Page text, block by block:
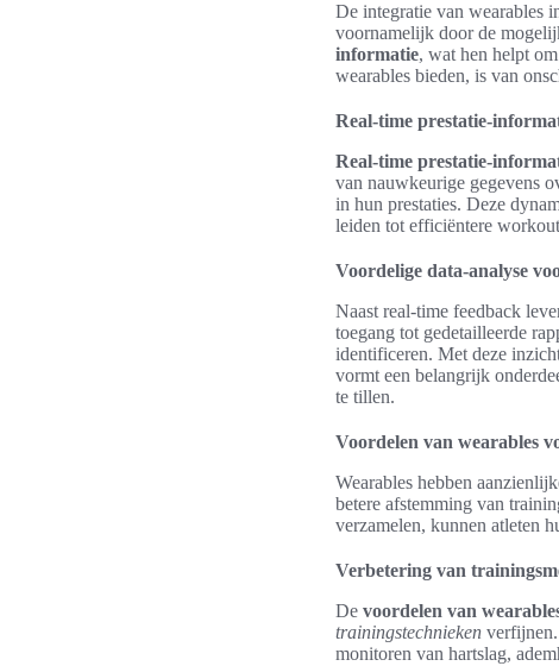
De integratie van wearables
voornamelijk door de
informatie, wat hen helpt
wearables bieden, is van
Real-time prestatie-
Real-time prestatie-
van nauwkeurige gegevens
in hun prestaties. Deze
leiden tot efficiëntere
Voordelige data-analyse
Naast real-time feedback
toegang tot gedetailleerde
identificeren. Met deze
vormt een belangrijk
te tillen.
Voordelen van wearables
Wearables hebben
betere afstemming van
verzamelen, kunnen atleten
Verbetering van
De voordelen van
trainingstechnieken
monitoren van hartslag,